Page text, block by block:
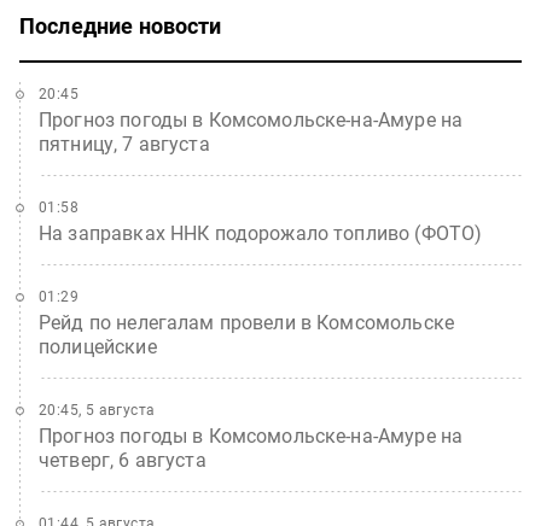
Последние новости
Прогноз погоды в Комсомольске-на-Амуре на
пятницу, 7 августа
20:45
На заправках ННК подорожало топливо (ФОТО)
01:58
Рейд по нелегалам провели в Комсомольске
полицейские
01:29
Прогноз погоды в Комсомольске-на-Амуре на
четверг, 6 августа
20:45, 5 августа